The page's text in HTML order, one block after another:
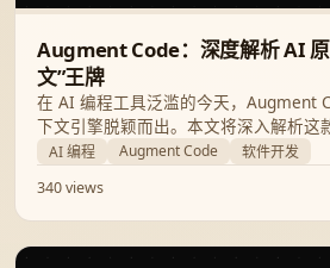
Augment Code：深度解析 AI
文”王牌
在 AI 编程工具泛滥的今天，Augment
下文引擎脱颖而出。本文将深入解析这
通过深度理解代码库，助力开发者实现
AI 编程 Augment Code
软件开发
340 views